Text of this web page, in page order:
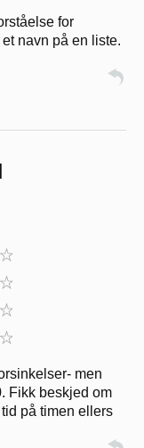
for
navn på en liste.
men
Fikk beskjed om
på timen ellers